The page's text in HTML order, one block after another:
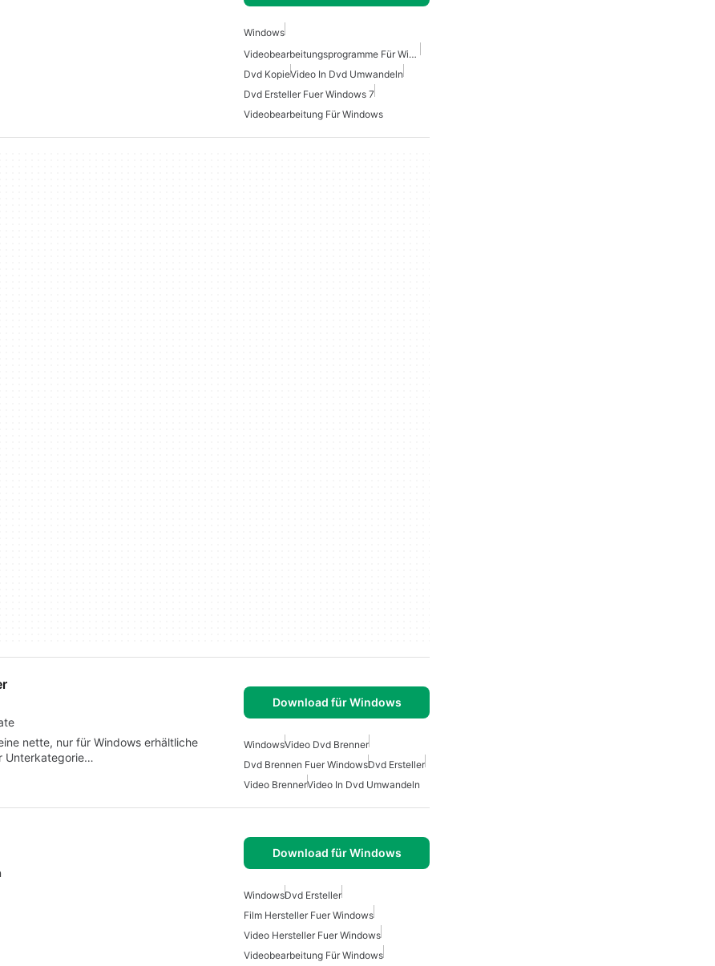
Windows
Videobearbeitungsprogramme Für Windows
Dvd KopieVideo In Dvd Umwandeln
Dvd Ersteller Fuer Windows 7
Videobearbeitung Für Windows
Download für Windows
nette, nur für Windows erhältliche
Unterkategorie…
WindowsVideo Dvd Brenner
Dvd Brennen Fuer WindowsDvd Ersteller
Video BrennerVideo In Dvd Umwandeln
Download für Windows
WindowsDvd Ersteller
Film Hersteller Fuer Windows
Video Hersteller Fuer Windows
Videobearbeitung Für Windows